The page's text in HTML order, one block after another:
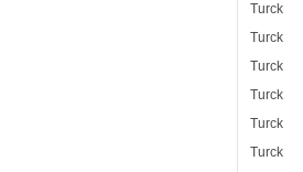
Turck
Turck
Turck
Turck
Turck
Turck